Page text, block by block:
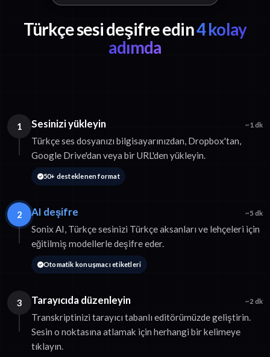
Türkçe sesi deşifre edin4 kolay
adımda
1 Sesinizi yükleyin ~1 dk
Türkçe ses dosyanızı bilgisayarınızdan, Dropbox'tan,
Google Drive'dan veya bir URL'den yükleyin.
50+ desteklenen format
2 AI deşifre ~5 dk
Sonix AI, Türkçe sesinizi Türkçe aksanları ve lehçeleri için
eğitilmiş modellerle deşifre eder.
Otomatik konuşmacı etiketleri
3 Tarayıcıda düzenleyin ~2 dk
Transkriptinizi tarayıcı tabanlı editörümüzde geliştirin.
Sesin o noktasına atlamak için herhangi bir kelimeye
tıklayın.